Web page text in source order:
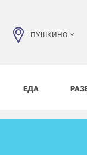
ПУШКИНО
ЕДА